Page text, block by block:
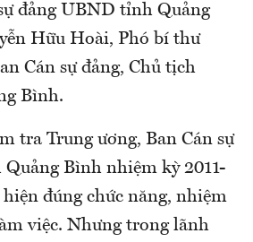
đảng UBND tỉnh Quảng
Hữu Hoài, Phó bí thư
Cán sự đảng, Chủ tịch
Bình.
tra Trung ương, Ban Cán sự
Bình nhiệm kỳ 2011-
hiện đúng chức năng, nhiệm
việc. Nhưng trong lãnh